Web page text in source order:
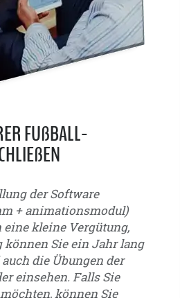
FUßBALL-
der Software
+ animationsmodul)
kleine Vergütung,
können Sie ein Jahr lang
die Übungen der
einsehen. Falls Sie
können Sie